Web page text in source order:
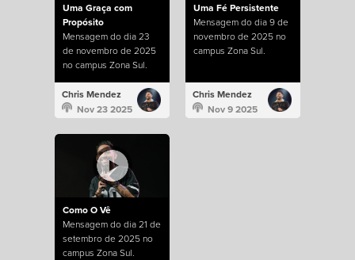
Uma Graça com
Propósito
Mensagem do dia 23
de novembro de 2025
no campus Zona Sul.
Chris Mendez
Nov 23 2025
Uma Fé Persistente
Mensagem do dia 9 de
novembro de 2025 no
campus Zona Sul.
Chris Mendez
Nov 9 2025
Como O Vê
Mensagem do dia 21 de
setembro de 2025 no
campus Zona Sul.